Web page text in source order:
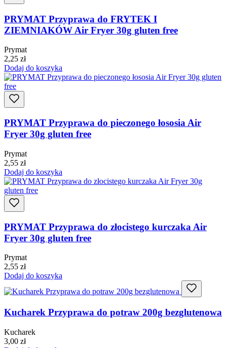
PRYMAT Przyprawa do FRYTEK I
ZIEMNIAKÓW Air Fryer 30g gluten free
Prymat
2,25 zł
Dodaj do koszyka
PRYMAT Przyprawa do pieczonego łososia Air
Fryer 30g gluten free
Prymat
2,55 zł
Dodaj do koszyka
PRYMAT Przyprawa do złocistego kurczaka Air
Fryer 30g gluten free
Prymat
2,55 zł
Dodaj do koszyka
Kucharek Przyprawa do potraw 200g bezglutenowa
Kucharek
3,00 zł